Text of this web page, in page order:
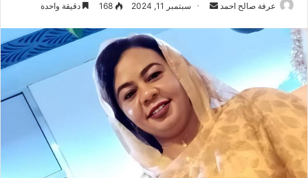
عرفة صالح احمد
ب
ر
ي
د
ا
سبتمبر 11, 2024 168 دقيقة واحدة